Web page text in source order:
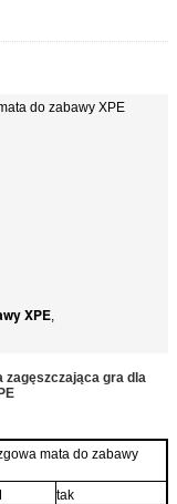
do zabawy XPE
XPE,
zagęszczająca gra dla
mata do zabawy
tak